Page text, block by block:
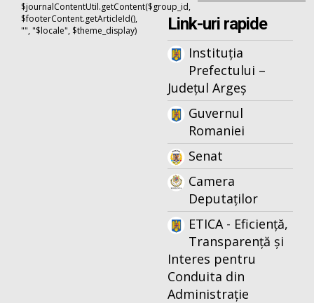
$journalContentUtil.getContent($group_id,
$footerContent.getArticleId(),
"", "$locale", $theme_display)
Link-uri rapide
Instituția
Prefectului –
Județul Argeș
Guvernul
Romaniei
Senat
Camera
Deputaților
ETICA - Eficiență,
Transparență și
Interes pentru
Conduita din
Administrație